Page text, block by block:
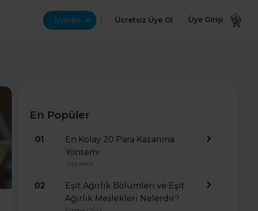
İşveren | Ücretsiz Üye Ol Üye Girişi
En Popüler
01
En Kolay 20 Para Kazanma
Yöntemi
Toptalent
02
Eşit Ağırlık Bölümleri ve Eşit
Ağırlık Meslekleri Nelerdir?